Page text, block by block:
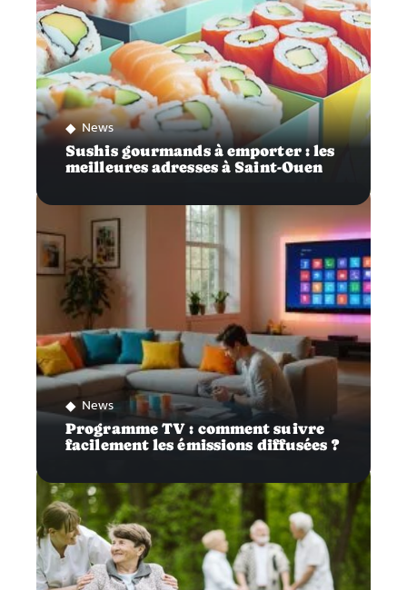
News
Sushis gourmands à emporter : les
meilleures adresses à Saint-Ouen
News
Programme TV : comment suivre
facilement les émissions diffusées ?